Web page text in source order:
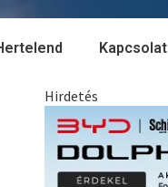
Kapcsolat
Hirdetés